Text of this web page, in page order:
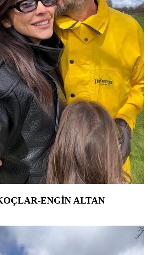
ENGİN ALTAN